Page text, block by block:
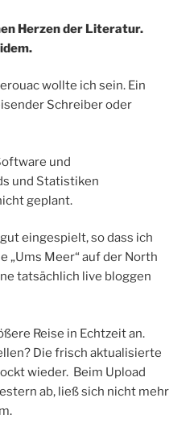
Herzen der Literatur.
wollte ich sein. Ein
Schreiber oder
und
und Statistiken
geplant.
eingespielt, so dass ich
„Ums Meer“ auf der North
tatsächlich live bloggen
Reise in Echtzeit an.
Die frisch aktualisierte
wieder. Beim Upload
ab, ließ sich nicht mehr